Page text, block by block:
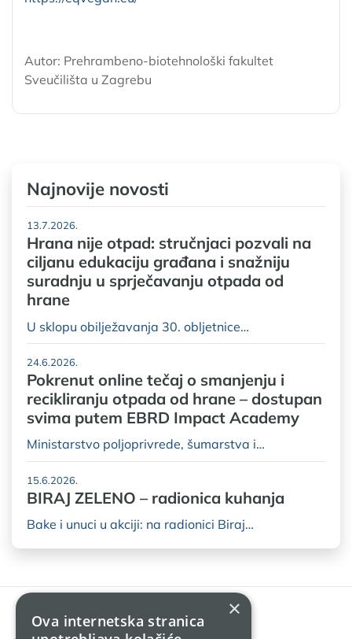
Autor: Prehrambeno-biotehnološki fakultet
Sveučilišta u Zagrebu
Najnovije novosti
13.7.2026.
Hrana nije otpad: stručnjaci pozvali na
ciljanu edukaciju građana i snažniju
suradnju u sprječavanju otpada od
hrane
U sklopu obilježavanja 30. obljetnice…
24.6.2026.
Pokrenut online tečaj o smanjenju i
recikliranju otpada od hrane – dostupan
svima putem EBRD Impact Academy
Ministarstvo poljoprivrede, šumarstva i…
15.6.2026.
BIRAJ ZELENO – radionica kuhanja
Bake i unuci u akciji: na radionici Biraj…
×
Ova internetska stranica